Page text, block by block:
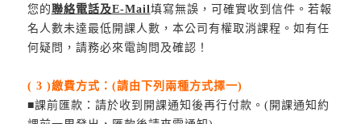
您的聯絡電話及E-Mail填寫無誤，可確實收到信件。若報
名人數未達最低開課人數，本公司有權取消課程。如有任
何疑問，請務必來電詢問及確認！
( 3 )繳費方式：(請由下列兩種方式擇一)
■課前匯款：請於收到開課通知後再行付款。(開課通知約